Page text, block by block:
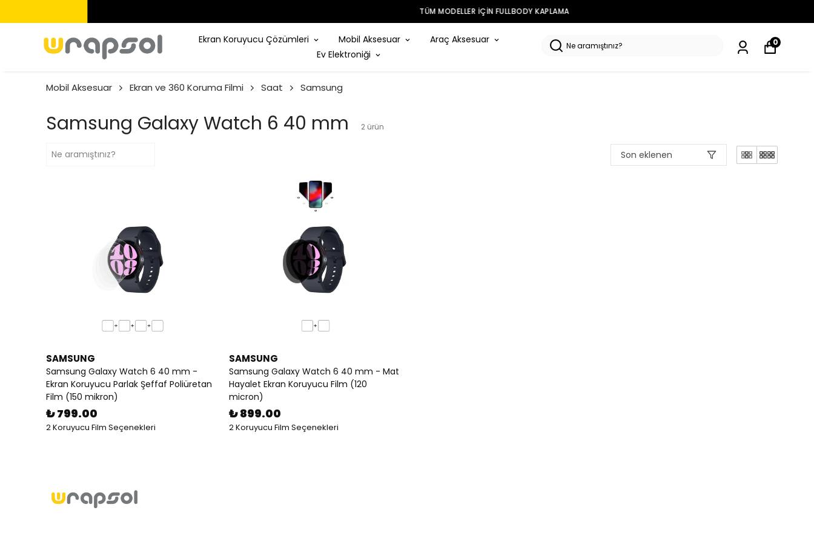
TÜM MODELLER IÇIN FULLBODY KAPLAMA
Ekran Koruyucu Çözümleri Mobil Aksesuar
Araç Aksesuar
Ev Elektroniği
0
Mobil Aksesuar Ekran ve 360 Koruma Filmi Saat Samsung
Samsung Galaxy Watch 6 40 mm 2 ürün
Son eklenen
SAMSUNG
Samsung Galaxy Watch 6 40 mm -
Ekran Koruyucu Parlak Şeffaf Poliüretan
Film (150 mikron)
₺ 799.00
2 Koruyucu Film Seçenekleri
SAMSUNG
Samsung Galaxy Watch 6 40 mm - Mat
Hayalet Ekran Koruyucu Film (120
micron)
₺ 899.00
2 Koruyucu Film Seçenekleri